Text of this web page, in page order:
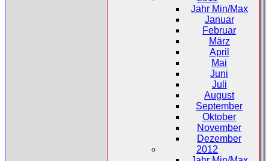
Jahr Min/Max
Januar
Februar
März
April
Mai
Juni
Juli
August
September
Oktober
November
Dezember
2012